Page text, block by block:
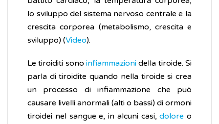
lo sviluppo del sistema nervoso centrale e la
crescita corporea (metabolismo, crescita e
sviluppo) (Video).
Le tiroiditi sono infiammazionidella tiroide. Si
parla di tiroidite quando nella tiroide si crea
un processo di infiammazione che può
causare livelli anormali (alti o bassi) di ormoni
tiroidei nel sangue e, in alcuni casi,dolore o